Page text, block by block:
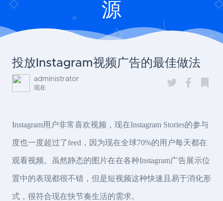
源
投放Instagram视频广告的最佳做法
administrator
现在
Instagram用户非常喜欢视频，现在Instagram Stories的参与
度也一度超过了feed，因为现在全球70%的用户每天都在
观看视频。虽然静态的图片在在各种Instagram广告展示位
置中的表现都很不错，但是短视频这种快速且易于消化形
式，很符合现在快节奏生活的需求。